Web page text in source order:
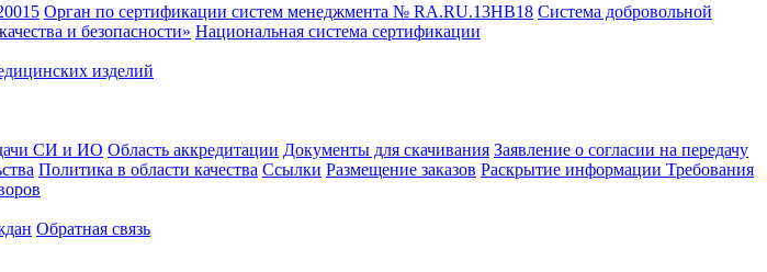
Орган по сертификации систем менеджмента № RA.RU.13HB18 Система добровольной
и безопасности» Национальная система сертификации
изделий
СИ и ИО Область аккредитации Документы для скачивания Заявление о согласии на передачу
Политика в области качества Ссылки Размещение заказов Раскрытие информации Требования
Обратная связь